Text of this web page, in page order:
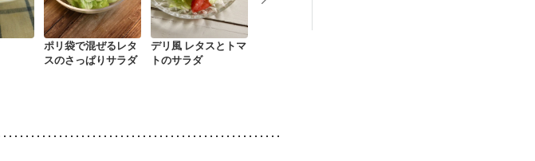
ポリ袋で混ぜるレタ
スのさっぱりサラダ
デリ風 レタスとトマ
トのサラダ